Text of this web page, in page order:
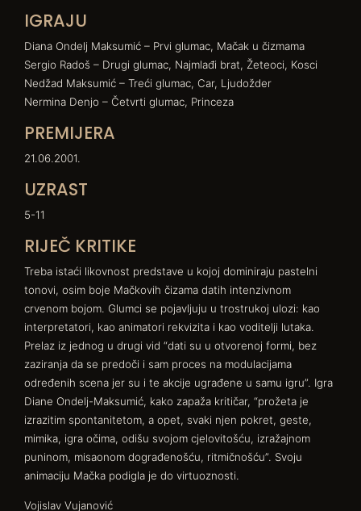
IGRAJU
Diana Ondelj Maksumić – Prvi glumac, Mačak u čizmama
Sergio Radoš – Drugi glumac, Najmlađi brat, Žeteoci, Kosci
Nedžad Maksumić – Treći glumac, Car, Ljudožder
Nermina Denjo – Četvrti glumac, Princeza
PREMIJERA
21.06.2001.
UZRAST
5-11
RIJEČ KRITIKE
Treba istaći likovnost predstave u kojoj dominiraju pastelni
tonovi, osim boje Mačkovih čizama datih intenzivnom
crvenom bojom. Glumci se pojavljuju u trostrukoj ulozi: kao
interpretatori, kao animatori rekvizita i kao voditelji lutaka.
Prelaz iz jednog u drugi vid “dati su u otvorenoj formi, bez
zaziranja da se predoči i sam proces na modulacijama
određenih scena jer su i te akcije ugrađene u samu igru”. Igra
Diane Ondelj-Maksumić, kako zapaža kritičar, “prožeta je
izrazitim spontanitetom, a opet, svaki njen pokret, geste,
mimika, igra očima, odišu svojom cjelovitošću, izražajnom
puninom, misaonom dograđenošću, ritmičnošću”. Svoju
animaciju Mačka podigla je do virtuoznosti.
Vojislav Vujanović